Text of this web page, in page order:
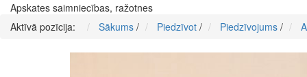
Apskates saimniecības, ražotnes
Aktīvā pozīcija:
Sākums / Piedzīvot / Piedzīvojums /